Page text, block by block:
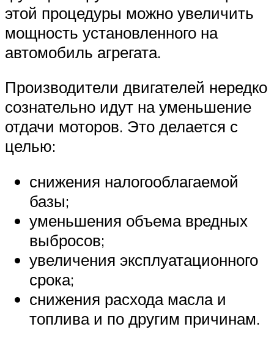
этой процедуры можно увеличить
мощность установленного на
автомобиль агрегата.
Производители двигателей нередко
сознательно идут на уменьшение
отдачи моторов. Это делается с
целью:
снижения налогооблагаемой
базы;
уменьшения объема вредных
выбросов;
увеличения эксплуатационного
срока;
снижения расхода масла и
топлива и по другим причинам.